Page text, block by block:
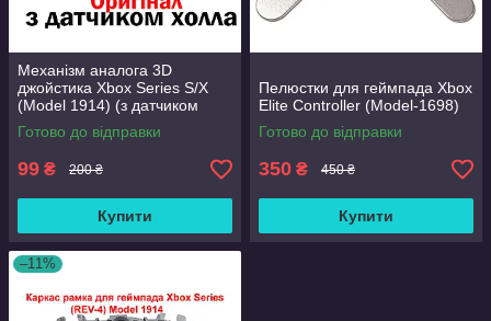
Механізм аналога 3D
джойстика Xbox Series S/X
(Model 1914) (з датчиком
холла) (Оригінал)
Готово до відправки
99 ₴ 200 ₴
Купити
Пелюстки для геймпада Xbox
Elite Controller (Model-1698)
Готово до відправки
350 ₴ 450 ₴
Купити
–11%